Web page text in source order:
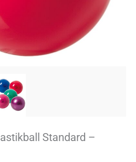
Standard –